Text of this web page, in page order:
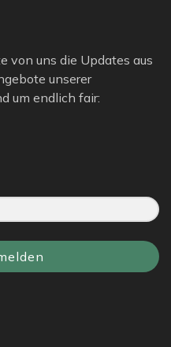
von uns die Updates aus
unserer
um endlich fair: